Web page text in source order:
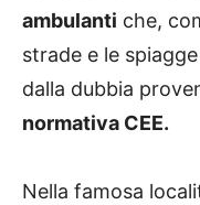
ambulanti che,
strade e le
dalla dubbia
normativa CEE.
Nella famosa